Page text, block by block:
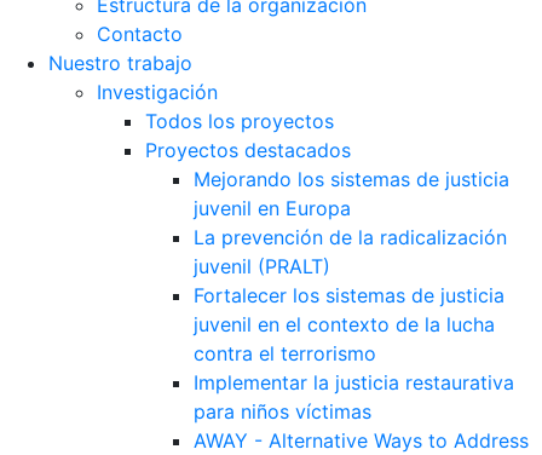
Contacto
Nuestro trabajo
Investigación
Todos los proyectos
Proyectos destacados
Mejorando los sistemas de justicia
juvenil en Europa
La prevención de la radicalización
juvenil (PRALT)
Fortalecer los sistemas de justicia
juvenil en el contexto de la lucha
contra el terrorismo
Implementar la justicia restaurativa
para niños víctimas
AWAY - Alternative Ways to Address